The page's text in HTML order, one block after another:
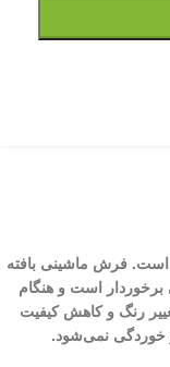
است. فرش ماشینی بافته
برخوردار است و هنگام
رنگ و کاهش کیفیت
خوردگی نمی‌شود.